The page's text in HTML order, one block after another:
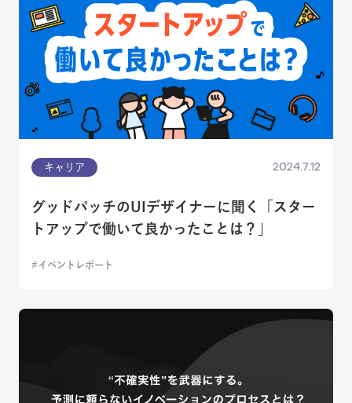
キャリア 2024.7.12
グッドパッチのUIデザイナーに聞く「スター
トアップで働いて良かったことは？」
イベントレポート